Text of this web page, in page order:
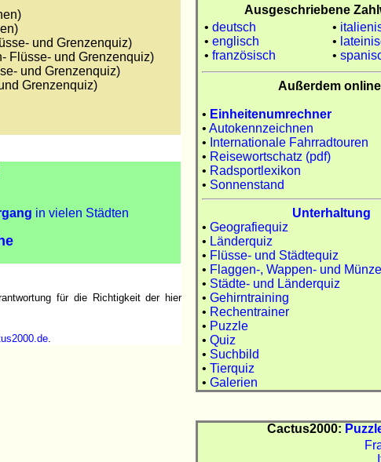
und Grenzenquiz)
Flüsse- und Grenzenquiz)
und Grenzenquiz)
Grenzenquiz)
in vielen Städten
für die Richtigkeit der hier
.
Ausgeschriebene
• deutsch
• englisch
• französisch
•
•
•
Außerdem
• Einheitenumrechner
• Autokennzeichnen
• Internationale Fahrradtouren
• Reisewortschatz (pdf)
• Radsportlexikon
• Sonnenstand
Unterhaltung
• Geografiequiz
• Länderquiz
• Flüsse- und Städtequiz
• Flaggen-, Wappen- und
• Städte- und Länderquiz
• Gehirntraining
• Rechentrainer
• Puzzle
• Quiz
• Suchbild
• Tierquiz
• Galerien
Cactus2000: